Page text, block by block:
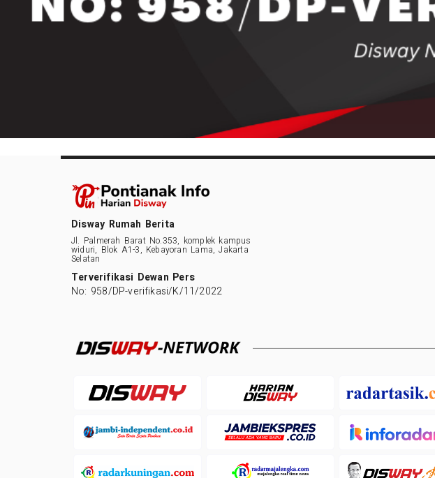
Disway Rumah Berita
Jl. Palmerah Barat No.353, komplek kampus
widuri, Blok A1-3, Kebayoran Lama, Jakarta
Selatan
Terverifikasi Dewan Pers
No: 958/DP-verifikasi/K/11/2022